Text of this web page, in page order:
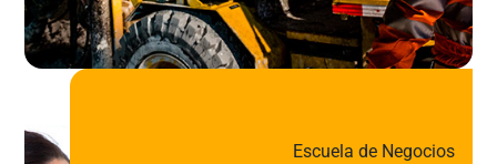
Escuela de Negocios